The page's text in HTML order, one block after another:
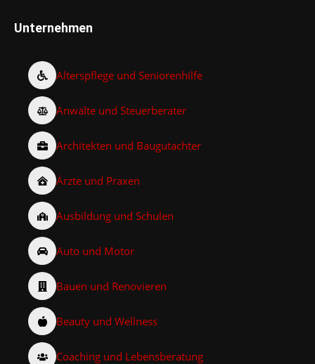
Unternehmen
Alterspflege und Seniorenhilfe
Anwälte und Steuerberater
Architekten und Baugutachter
Ärzte und Praxen
Ausbildung und Schulen
Auto und Motor
Bauen und Renovieren
Beauty und Wellness
Coaching und Lebensberatung